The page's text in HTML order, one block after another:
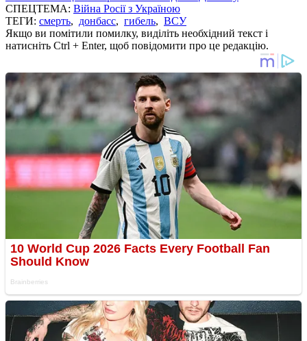
СПЕЦТЕМА: Війна Росії з Україною
ТЕГИ: смерть, донбасс, гибель, ВСУ
Якщо ви помітили помилку, виділіть необхідний текст і
натисніть Ctrl + Enter, щоб повідомити про це редакцію.